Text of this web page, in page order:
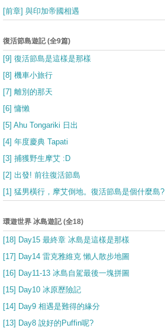
[前章] 與印加帝國相遇
復活節島遊記 (全9篇)
[9] 復活節島是這樣是那樣
[8] 機車小旅行
[7] 離別的那天
[6] 慵懶
[5] Ahu Tongariki 日出
[4] 年度慶典 Tapati
[3] 捕獲野生摩艾 :D
[2] 出發! 前往復活節島
[1] 猛男橫行，摩艾倒地。復活節島是個什麼島?
環遊世界 冰島遊記 (全18)
[18] Day15 最終章 冰島是這樣是那樣
[17] Day14 雷克雅維克 懶人散步地圖
[16] Day11-13 冰島自駕最後一塊拼圖
[15] Day10 冰原歷險記
[14] Day9 相遇是難得的緣分
[13] Day8 說好的Puffin呢?